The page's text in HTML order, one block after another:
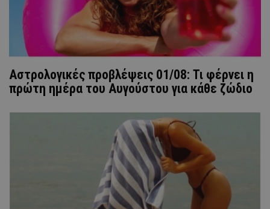
Αστρολογικές προβλέψεις 01/08: Τι φέρνει η
πρώτη ημέρα του Αυγούστου για κάθε ζώδιο